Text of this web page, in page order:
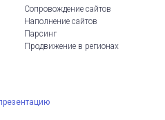
Сопровождение сайтов
Наполнение сайтов
Парсинг
Продвижение в регионах